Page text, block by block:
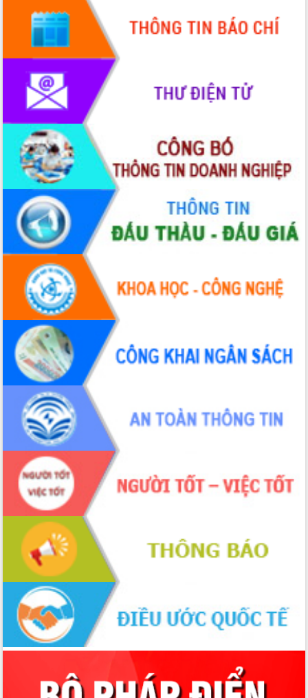
Phó Chủ tịch Thường trực UBND tỉnh
Hồ Thị Nguyên Thảo làm việc tại Trung
tâm Phục vụ hành chính công xã Ea
Xây dựng nền hành chính số đồng
hành cùng nông dân dân, doanh nghiệp
Giai đoạn 2026-2030, Đắk Lắk phấn
đấu có 77% xã đạt chuẩn nông thôn
mới
Chuyển đổi số 'mở đường' cho nông
nghiệp Đắk Lắk tăng trưởng bứt phá
Triển khai đồng bộ đo đạc, lập hồ sơ
địa chính, hoàn thiện cơ sở dữ liệu đất
đai
Ứng dụng sinh trắc học - Bước tiến
trong hành trình chuyển đổi số tại Đắk
Lắk
Đắk Lắk nâng cao hiệu quả công tác
Đảng từ Sổ tay đảng viên điện tử
Đắk Lắk đẩy mạnh nuôi biển công
nghệ, hướng tới phát triển thủy sản
bền vững
Tập huấn nâng cao năng lực triển khai
chuyển đổi số cho cán bộ, công chức
cấp xã
Đắk Lắk phát động hưởng ứng Ngày
Quyền của người tiêu dùng Việt Nam
2026
Đẩy mạnh cải cách hành chính, quyết
tâm đạt được mục tiêu tăng trưởng
hai con số trong năm 2026
Tổ chức trang trọng Lễ hội Đền thờ
Lương Văn Chánh năm 2026
Phó Bí thư Tỉnh ủy Đắk Lắk Đỗ Hữu
Huy giữ chức Bí thư Đảng ủy Ủy Ban
Nhân dân tỉnh
Bệnh án điện tử thúc đẩy chuyển đổi
số y tế tại Đắk Lắk
Chuyển đổi số thư viện: Mở rộng
không gian tri thức trong thời đại số
Đánh giá, rút kinh nghiệm công tác tổ
chức diễn tập trước ngày bầu cử
Chương trình “Gặp gỡ hữu nghị –
Friendship Meeting New Year 2026”
Bầu cử Quốc hội và HĐND: Cử tri Đắk
Lắk gửi gắm niềm tin, kỳ vọng vào lá